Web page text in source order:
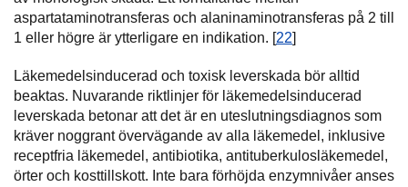
aspartataminotransferas och alaninaminotransferas på 2 till
1 eller högre är ytterligare en indikation. [22]
Läkemedelsinducerad och toxisk leverskada bör alltid
beaktas. Nuvarande riktlinjer för läkemedelsinducerad
leverskada betonar att det är en uteslutningsdiagnos som
kräver noggrant övervägande av alla läkemedel, inklusive
receptfria läkemedel, antibiotika, antituberkulosläkemedel,
örter och kosttillskott. Inte bara förhöjda enzymnivåer anses